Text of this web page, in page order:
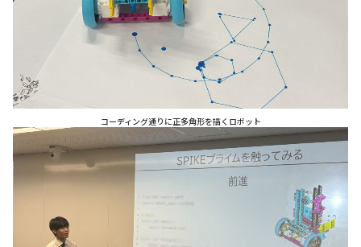
コーディング通りに正多角形を描くロボット